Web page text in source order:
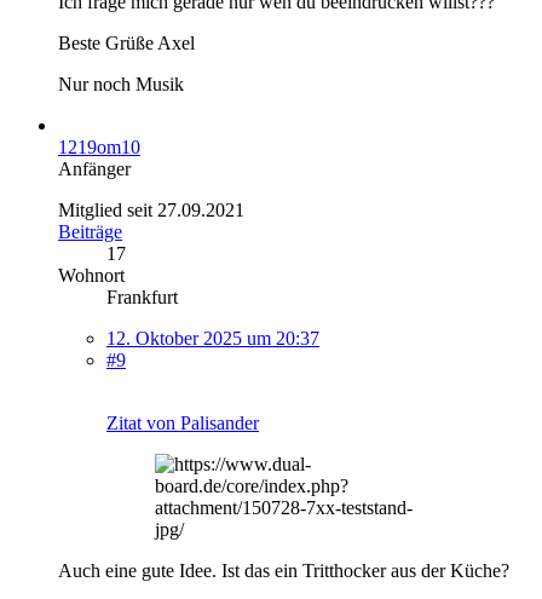
Beste Grüße Axel
Nur noch Musik
1219om10
Anfänger
Mitglied seit 27.09.2021
Beiträge
17
Wohnort
Frankfurt
12. Oktober 2025 um 20:37
#9
Zitat von Palisander
Auch eine gute Idee. Ist das ein Tritthocker aus der Küche?